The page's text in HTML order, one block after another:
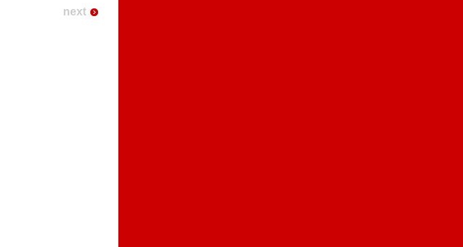
next